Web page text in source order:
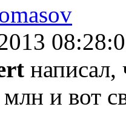
написал,
и вот